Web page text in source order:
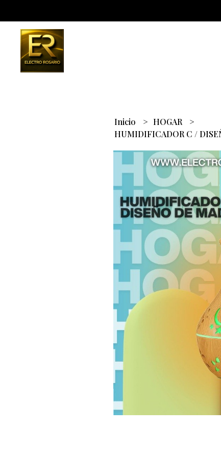
Inicio
HOGAR
HUMIDIFICADOR C /